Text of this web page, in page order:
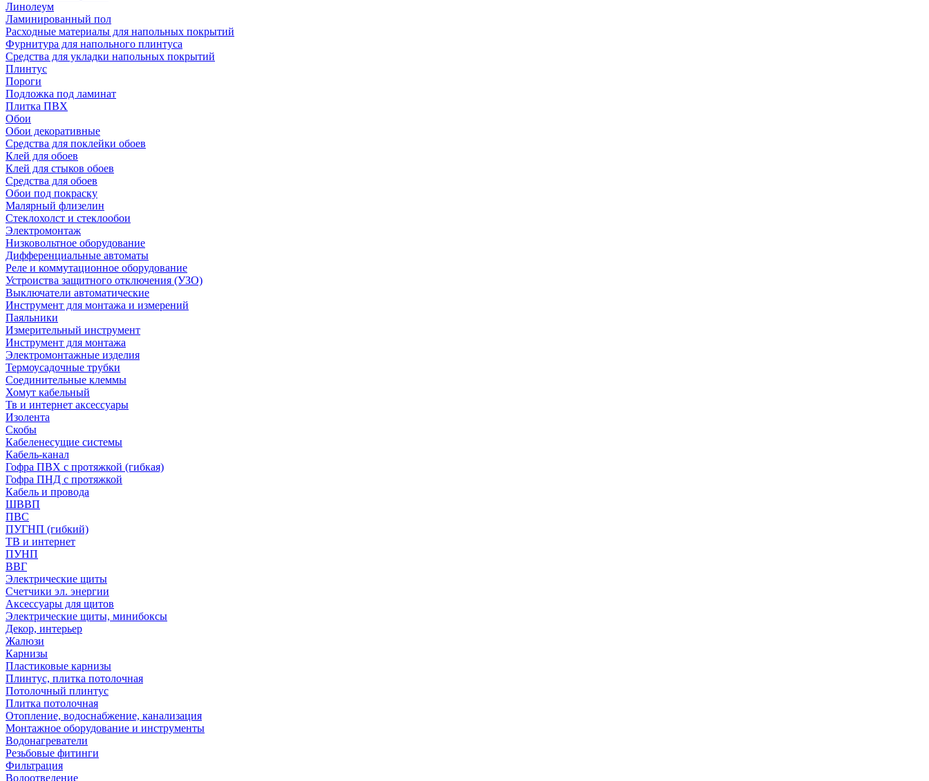
Линолеум
Ламинированный пол
Расходные материалы для напольных покрытий
Фурнитура для напольного плинтуса
Средства для укладки напольных покрытий
Плинтус
Пороги
Подложка под ламинат
Плитка ПВХ
Обои
Обои декоративные
Средства для поклейки обоев
Клей для обоев
Клей для стыков обоев
Средства для обоев
Обои под покраску
Малярный флизелин
Стеклохолст и стеклообои
Электромонтаж
Низковольтное оборудование
Дифференциальные автоматы
Реле и коммутационное оборудование
Устроиства защитного отключения (УЗО)
Выключатели автоматические
Инструмент для монтажа и измерений
Паяльники
Измерительный инструмент
Инструмент для монтажа
Электромонтажные изделия
Термоусадочные трубки
Соединительные клеммы
Хомут кабельный
Тв и интернет аксессуары
Изолента
Скобы
Кабеленесущие системы
Кабель-канал
Гофра ПВХ с протяжкой (гибкая)
Гофра ПНД с протяжкой
Кабель и провода
ШВВП
ПВС
ПУГНП (гибкий)
ТВ и интернет
ПУНП
ВВГ
Электрические щиты
Счетчики эл. энергии
Аксессуары для щитов
Электрические щиты, минибоксы
Декор, интерьер
Жалюзи
Карнизы
Пластиковые карнизы
Плинтус, плитка потолочная
Потолочный плинтус
Плитка потолочная
Отопление, водоснабжение, канализация
Монтажное оборудование и инструменты
Водонагреватели
Резьбовые фитинги
Фильтрация
Водоотведение